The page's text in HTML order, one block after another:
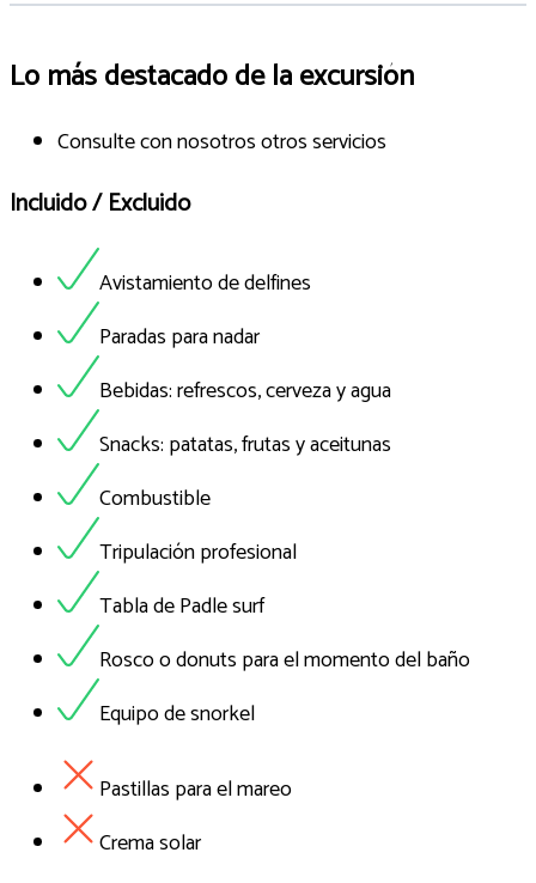
Lo más destacado de la excursión
Consulte con nosotros otros servicios
Incluido / Excluido
Avistamiento de delfines
Paradas para nadar
Bebidas: refrescos, cerveza y agua
Snacks: patatas, frutas y aceitunas
Combustible
Tripulación profesional
Tabla de Padle surf
Rosco o donuts para el momento del baño
Equipo de snorkel
Pastillas para el mareo
Crema solar